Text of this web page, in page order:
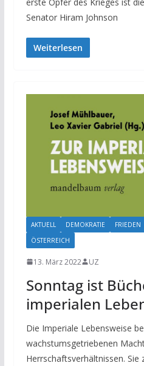
Senator Hiram Johnson
Weiterlesen
AKTUELL DEMOKRATIE FRIEDEN
ÖSTERREICH
13. März 2022 UZ
Sonntag ist
imperialen
Die Imperiale Lebensweise
wachstumsgetriebenen
Herrschaftsverhältnissen. Sie